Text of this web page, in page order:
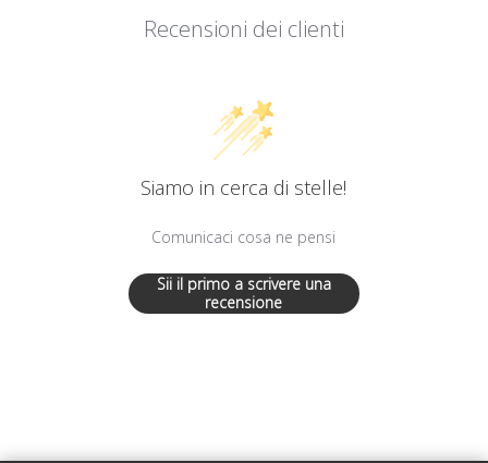
Recensioni dei clienti
Siamo in cerca di stelle!
Comunicaci cosa ne pensi
Sii il primo a scrivere una
recensione